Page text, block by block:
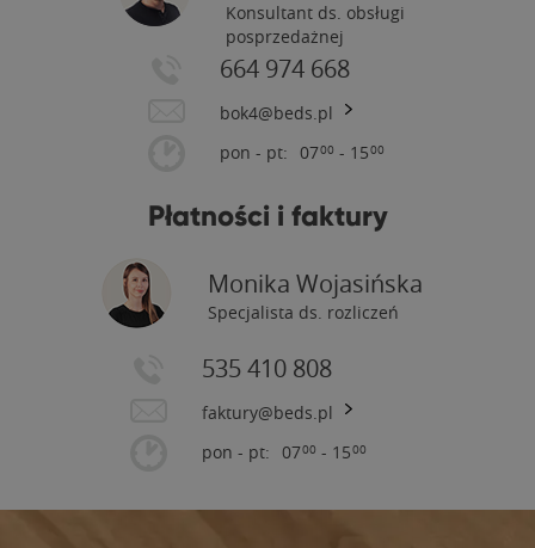
Konsultant ds. obsługi
posprzedażnej
664 974 668
bok4@beds.pl
pon - pt: 0700 - 1500
Płatności i faktury
Monika Wojasińska
Specjalista ds. rozliczeń
535 410 808
faktury@beds.pl
pon - pt: 0700 - 1500